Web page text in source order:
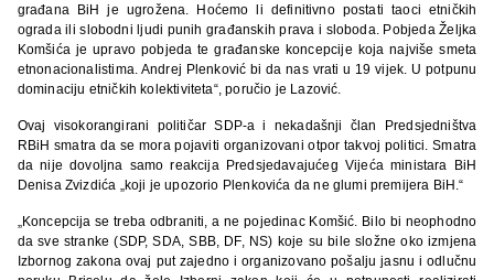
građana BiH je ugrožena. Hoćemo li definitivno postati taoci etničkih
ograda ili slobodni ljudi punih građanskih prava i sloboda. Pobjeda Željka
Komšića je upravo pobjeda te građanske koncepcije koja najviše smeta
etnonacionalistima. Andrej Plenković bi da nas vrati u 19 vijek. U potpunu
dominaciju etničkih kolektiviteta“, poručio je Lazović.
Ovaj visokorangirani političar SDP-a i nekadašnji član Predsjedništva
RBiH smatra da se mora pojaviti organizovani otpor takvoj politici. Smatra
da nije dovoljna samo reakcija Predsjedavajućeg Vijeća ministara BiH
Denisa Zvizdića „koji je upozorio Plenkovića da ne glumi premijera BiH.“
„Koncepcija se treba odbraniti, a ne pojedinac Komšić. Bilo bi neophodno
da sve stranke (SDP, SDA, SBB, DF, NS) koje su bile složne oko izmjena
Izbornog zakona ovaj put zajedno i organizovano pošalju jasnu i odlučnu